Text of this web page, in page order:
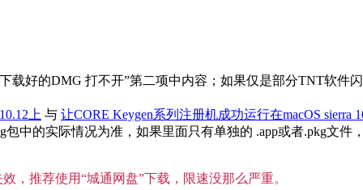
载好的DMG 打不开”第二项中内容；如果仅是部分TNT软件
上 与 让CORE Keygen系列注册机成功运行在macOS sierra
中的实际情况为准，如果里面只有单独的 .app或者.pkg文件
，推荐使用“城通网盘”下载，限速没那么严重。